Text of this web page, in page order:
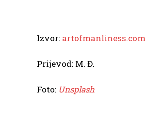
Izvor: artofmanliness.com
Prijevod: M. Đ.
Foto: Unsplash